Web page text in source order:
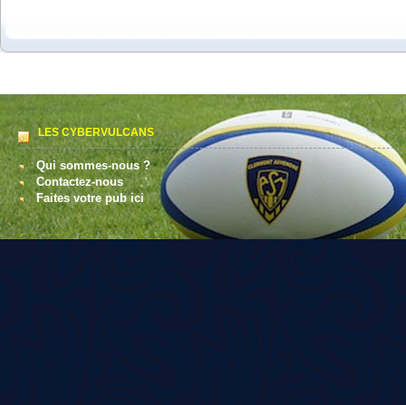
LES CYBERVULCANS
Qui sommes-nous ?
Contactez-nous
Faites votre pub ici